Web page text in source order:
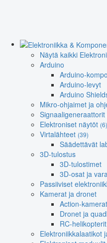
Näytä kaikki
Arduino
Arduino-
Arduino-levyt
Arduino
Mikro-ohjaimet ja
Signaaligeneraattorit
Elektroniset näytöt (6)
Virtalähteet (39)
Säädettävät
3D-tulostus
3D-tulostimet
3D-osat ja
Passiiviset
Kamerat ja dronet
Action-kamerat
Dronet ja
RC-
Elektroniikkalaatikot